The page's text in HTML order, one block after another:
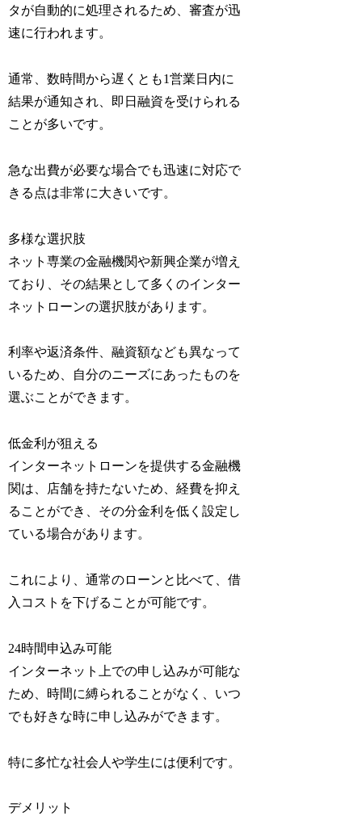
タが自動的に処理されるため、審査が迅
速に行われます。
通常、数時間から遅くとも1営業日内に
結果が通知され、即日融資を受けられる
ことが多いです。
急な出費が必要な場合でも迅速に対応で
きる点は非常に大きいです。
多様な選択肢
ネット専業の金融機関や新興企業が増え
ており、その結果として多くのインター
ネットローンの選択肢があります。
利率や返済条件、融資額なども異なって
いるため、自分のニーズにあったものを
選ぶことができます。
低金利が狙える
インターネットローンを提供する金融機
関は、店舗を持たないため、経費を抑え
ることができ、その分金利を低く設定し
ている場合があります。
これにより、通常のローンと比べて、借
入コストを下げることが可能です。
24時間申込み可能
インターネット上での申し込みが可能な
ため、時間に縛られることがなく、いつ
でも好きな時に申し込みができます。
特に多忙な社会人や学生には便利です。
デメリット